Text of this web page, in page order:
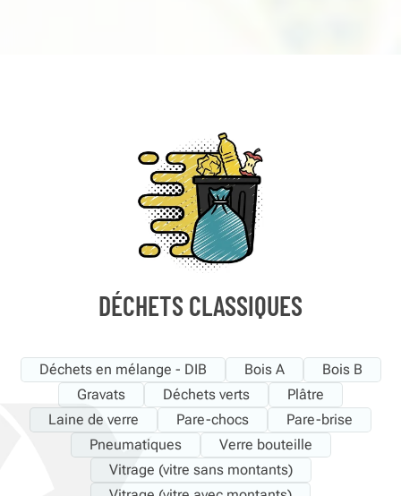
DÉCHETS CLASSIQUES
Déchets en mélange - DIB Bois A
Bois B
Gravats
Déchets verts
Plâtre
Laine de verre
Pare-chocs
Pare-brise
Pneumatiques
Verre bouteille
Vitrage (vitre sans montants)